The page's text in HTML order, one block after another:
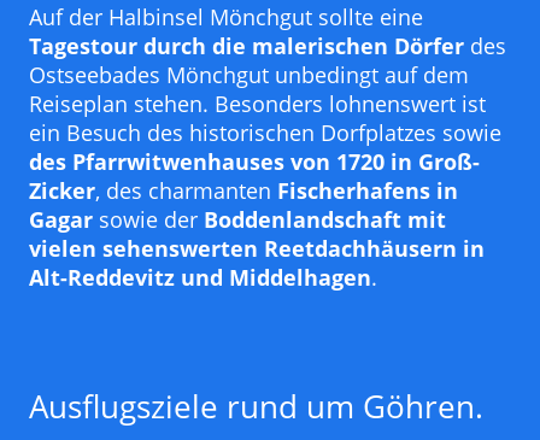
Auf der Halbinsel Mönchgut sollte eine
Tagestour durch die malerischen Dörfer des
Ostseebades Mönchgut unbedingt auf dem
Reiseplan stehen. Besonders lohnenswert ist
ein Besuch des historischen Dorfplatzes sowie
des Pfarrwitwenhauses von 1720 in Groß-
Zicker, des charmanten Fischerhafens in
Gagar sowie der Boddenlandschaft mit
vielen sehenswerten Reetdachhäusern in
Alt-Reddevitz und Middelhagen.
Ausflugsziele rund um Göhren.